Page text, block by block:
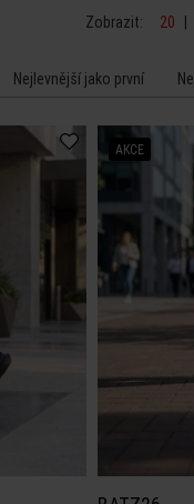
Zobrazit: 20 |
Nejlevnější jako první
AKCE